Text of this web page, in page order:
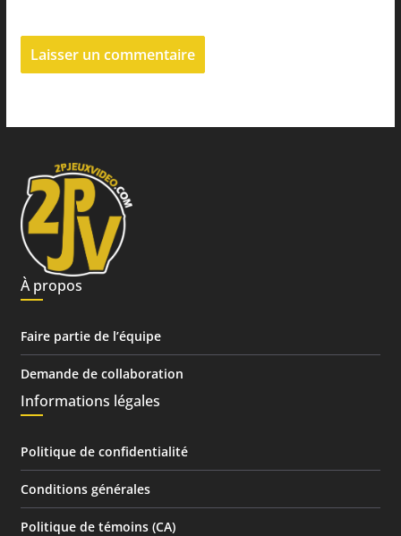
À propos
Faire partie de l’équipe
Demande de collaboration
Informations légales
Politique de confidentialité
Conditions générales
Politique de témoins (CA)